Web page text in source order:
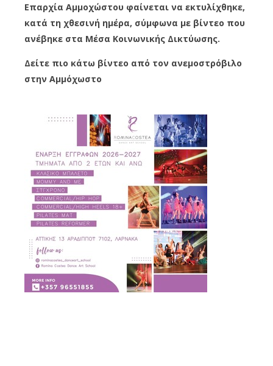
Επαρχία Αμμοχώστου φαίνεται να εκτυλίχθηκε,
κατά τη χθεσινή ημέρα, σύμφωνα με βίντεο που
ανέβηκε στα Μέσα Κοινωνικής Δικτύωσης.
Δείτε πιο κάτω βίντεο από τον ανεμοστρόβιλο
στην Αμμόχωστο